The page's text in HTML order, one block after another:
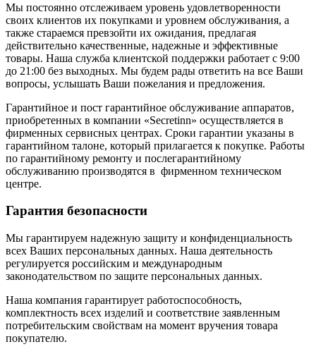
Мы постоянно отслеживаем уровень удовлетворенности
своих клиентов их покупками и уровнем обслуживания, а
также стараемся превзойти их ожидания, предлагая
действительно качественные, надежные и эффективные
товары. Наша служба клиентской поддержки работает с 9:00
до 21:00 без выходных. Мы будем рады ответить на все Ваши
вопросы, услышать Ваши пожелания и предложения.
Гарантийное и пост гарантийное обслуживание аппаратов,
приобретенных в компании «Secretinn» осуществляется в
фирменных сервисных центрах. Сроки гарантии указаны в
гарантийном талоне, который прилагается к покупке. Работы
по гарантийному ремонту и послегарантийному
обслуживанию производятся в фирменном техническом
центре.
Гарантия безопасности
Мы гарантируем надежную защиту и конфиденциальность
всех Ваших персональных данных. Наша деятельность
регулируется российским и международным
законодательством по защите персональных данных.
Наша компания гарантирует работоспособность,
комплектность всех изделий и соответствие заявленным
потребительским свойствам на момент вручения товара
покупателю.